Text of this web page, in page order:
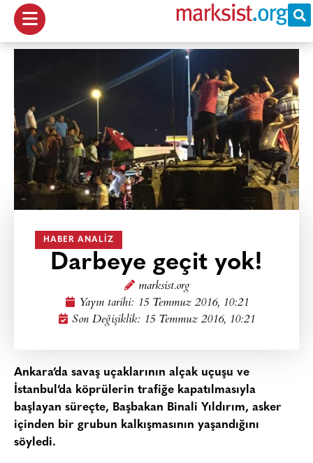
HABER ANALIZ
Darbeye geçit yok!
marksist.org
Yayın tarihi: 15 Temmuz 2016, 10:21
Son Değişiklik: 15 Temmuz 2016, 10:21
Ankara’da savaş uçaklarının alçak uçuşu ve
İstanbul’da köprülerin trafiğe kapatılmasıyla
başlayan süreçte, Başbakan Binali Yıldırım, asker
içinden bir grubun kalkışmasının yaşandığını
söyledi.